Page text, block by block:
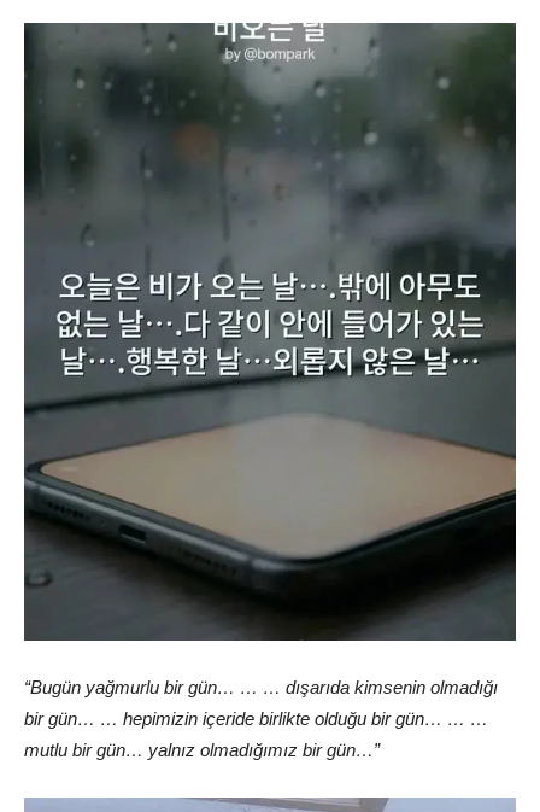
“Bugün yağmurlu bir gün… … … dışarıda kimsenin olmadığı
bir gün… … hepimizin içeride birlikte olduğu bir gün… … …
mutlu bir gün… yalnız olmadığımız bir gün…”